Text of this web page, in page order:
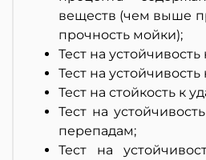
веществ (чем выше
прочность мойки);
Тест на
Тест на
Тест на стойкость к
Тест на
перепадам;
Тест на